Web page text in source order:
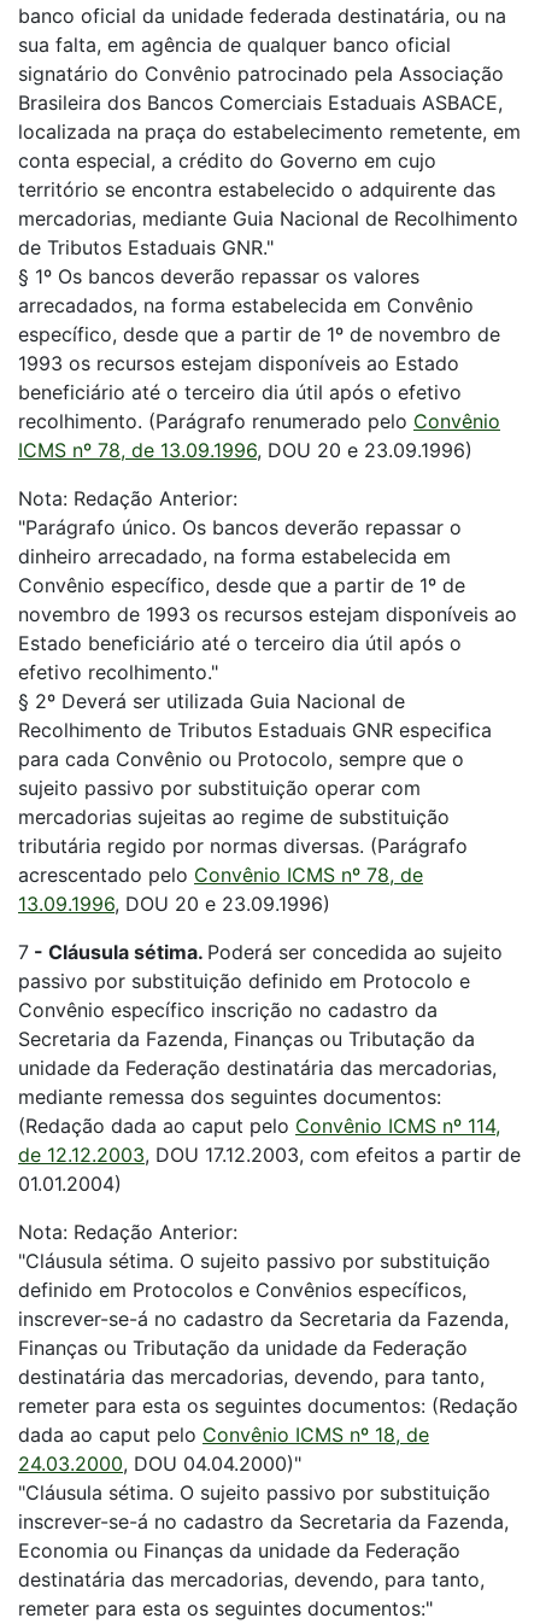
banco oficial da unidade federada destinatária, ou na
sua falta, em agência de qualquer banco oficial
signatário do Convênio patrocinado pela Associação
Brasileira dos Bancos Comerciais Estaduais ASBACE,
localizada na praça do estabelecimento remetente, em
conta especial, a crédito do Governo em cujo
território se encontra estabelecido o adquirente das
mercadorias, mediante Guia Nacional de Recolhimento
de Tributos Estaduais GNR."
§ 1º Os bancos deverão repassar os valores
arrecadados, na forma estabelecida em Convênio
específico, desde que a partir de 1º de novembro de
1993 os recursos estejam disponíveis ao Estado
beneficiário até o terceiro dia útil após o efetivo
recolhimento. (Parágrafo renumerado pelo Convênio
ICMS nº 78, de 13.09.1996, DOU 20 e 23.09.1996)
Nota: Redação Anterior:
"Parágrafo único. Os bancos deverão repassar o
dinheiro arrecadado, na forma estabelecida em
Convênio específico, desde que a partir de 1º de
novembro de 1993 os recursos estejam disponíveis ao
Estado beneficiário até o terceiro dia útil após o
efetivo recolhimento."
§ 2º Deverá ser utilizada Guia Nacional de
Recolhimento de Tributos Estaduais GNR especifica
para cada Convênio ou Protocolo, sempre que o
sujeito passivo por substituição operar com
mercadorias sujeitas ao regime de substituição
tributária regido por normas diversas. (Parágrafo
acrescentado pelo Convênio ICMS nº 78, de
13.09.1996, DOU 20 e 23.09.1996)
7 - Cláusula sétima. Poderá ser concedida ao sujeito
passivo por substituição definido em Protocolo e
Convênio específico inscrição no cadastro da
Secretaria da Fazenda, Finanças ou Tributação da
unidade da Federação destinatária das mercadorias,
mediante remessa dos seguintes documentos:
(Redação dada ao caput pelo Convênio ICMS nº 114,
de 12.12.2003, DOU 17.12.2003, com efeitos a partir de
01.01.2004)
Nota: Redação Anterior:
"Cláusula sétima. O sujeito passivo por substituição
definido em Protocolos e Convênios específicos,
inscrever-se-á no cadastro da Secretaria da Fazenda,
Finanças ou Tributação da unidade da Federação
destinatária das mercadorias, devendo, para tanto,
remeter para esta os seguintes documentos: (Redação
dada ao caput pelo Convênio ICMS nº 18, de
24.03.2000, DOU 04.04.2000)"
"Cláusula sétima. O sujeito passivo por substituição
inscrever-se-á no cadastro da Secretaria da Fazenda,
Economia ou Finanças da unidade da Federação
destinatária das mercadorias, devendo, para tanto,
remeter para esta os seguintes documentos:"